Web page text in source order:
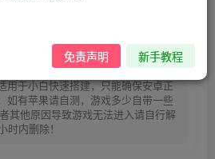
,未认真看完一切问题自行解决
用于小白快速搭建，只能确保安卓正
如有苹果请自测，游戏多少自带一些
其他原因导致游戏无法进入请自行解
内删除！
免责声明 新手教程